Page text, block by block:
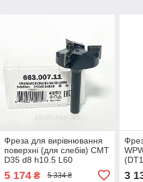
Фреза для вирівнювання
поверхні (для слебів) CMT
D35 d8 h10.5 L60
5 174₴ 5 334 ₴ 3